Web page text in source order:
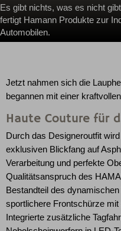
Es gibt nichts, was es nicht
fertigt Hamann Produkte zur
Automobilen.
Jetzt nahmen sich die
begannen mit einer
Haute Couture für
Durch das Designeroutfit
exklusiven Blickfang auf
Verarbeitung und perfekte
Qualitätsanspruch des
Bestandteil des
sportlichere Frontschürze
Integrierte zusätzliche